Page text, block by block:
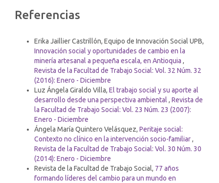
Detalles
artículo
Referencias
Erika Jaillier Castrillón, Equipo de Innovación Social UPB,
Innovación social y oportunidades de cambio en la
minería artesanal a pequeña escala, en Antioquia ,
Revista de la Facultad de Trabajo Social: Vol. 32 Núm. 32
(2016): Enero - Diciembre
Luz Ángela Giraldo Villa, El trabajo social y su aporte al
desarrollo desde una perspectiva ambiental , Revista de
la Facultad de Trabajo Social: Vol. 23 Núm. 23 (2007):
Enero - Diciembre
Ángela María Quintero Velásquez, Peritaje social:
Contexto no clínico en la intervención socio-familiar,
Revista de la Facultad de Trabajo Social: Vol. 30 Núm. 30
(2014): Enero - Diciembre
Revista de la Facultad de Trabajo Social, 77 años
formando líderes del cambio para un mundo en